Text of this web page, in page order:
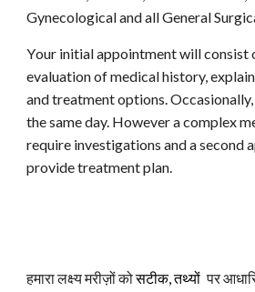
Gynecological and all General
Your initial appointment will consist
evaluation of medical history,
and treatment options.
the same day. However a complex
require investigations and a second
provide treatment plan.
हमारा लक्ष्य मरीज़ों कोसटीक, तथ्यों पर